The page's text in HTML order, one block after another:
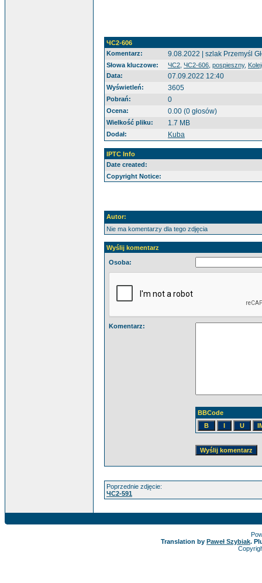
ЧC2-606
Komentarz:
9.08.2022 | szlak Przemyśl
Słowa kluczowe: ЧC2 ЧC2-606 pospieszny,
Data:
07.09.2022 12:40
Wyświetleń: 3605
Pobrań: 0
Ocena: 0.00 (0 głosów)
Wielkość pliku: 1.7 MB
Dodał: Kuba
IPTC Info
Date created:
Copyright Notice:
Autor:
Nie ma komentarzy dla tego zdjęcia
Wyślij komentarz
Osoba:
Komentarz:
BBCode
Poprzednie zdjęcie:
ЧC2-591
Translation by Paweł Szybiak.